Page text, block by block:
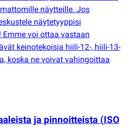
näytteille. Jos
näytetyyppisi
voi ottaa vastaan
keinotekoisia hiili-12-, hiili-13-
koska ne voivat vahingoittaa
ja pinnoitteista (ISO